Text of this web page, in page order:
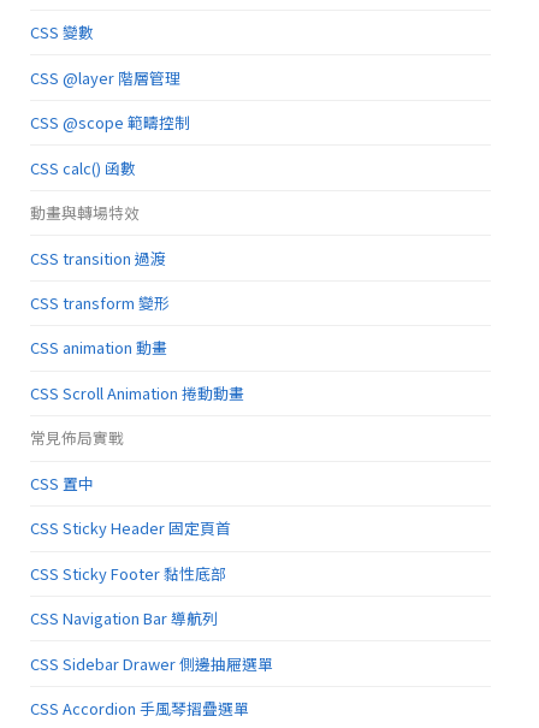
CSS 變數
CSS @layer 階層管理
CSS @scope 範疇控制
CSS calc() 函數
動畫與轉場特效
CSS transition 過渡
CSS transform 變形
CSS animation 動畫
CSS Scroll Animation 捲動動畫
常見佈局實戰
CSS 置中
CSS Sticky Header 固定頁首
CSS Sticky Footer 黏性底部
CSS Navigation Bar 導航列
CSS Sidebar Drawer 側邊抽屜選單
CSS Accordion 手風琴摺疊選單